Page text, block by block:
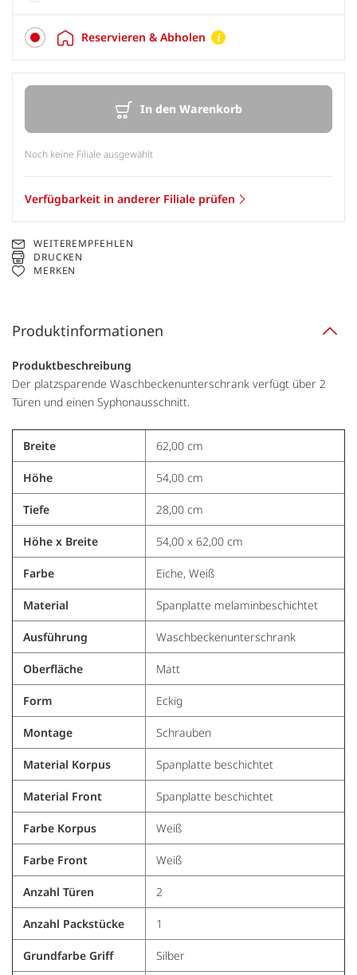
Reservieren & Abholen
In den Warenkorb
Noch keine Filiale ausgewählt
Verfügbarkeit in anderer Filiale prüfen
WEITEREMPFEHLEN
DRUCKEN
MERKEN
Produktinformationen
Produktbeschreibung
Der platzsparende Waschbeckenunterschrank verfügt über 2
Türen und einen Syphonausschnitt.
Breite 62,00 cm
Höhe 54,00 cm
Tiefe 28,00 cm
Höhe x Breite 54,00 x 62,00 cm
Farbe Eiche, Weiß
Material Spanplatte melaminbeschichtet
Ausführung Waschbeckenunterschrank
Oberfläche Matt
Form Eckig
Montage Schrauben
Material Korpus Spanplatte beschichtet
Material Front Spanplatte beschichtet
Farbe Korpus Weiß
Farbe Front Weiß
Anzahl Türen 2
Anzahl Packstücke 1
Grundfarbe Griff Silber